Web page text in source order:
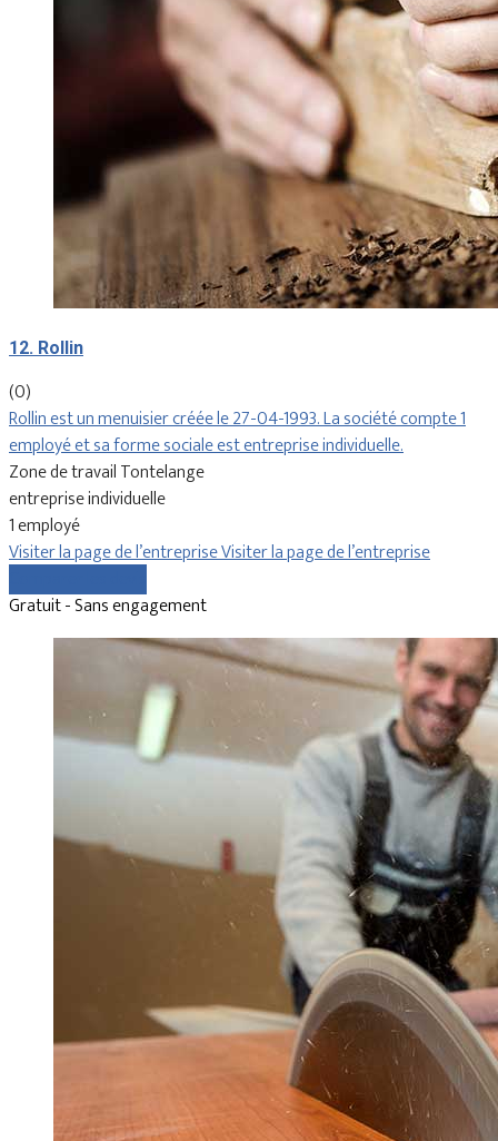
12. Rollin
(0)
Rollin est un menuisier créée le 27-04-1993. La société compte 1
employé et sa forme sociale est entreprise individuelle.
Zone de travail Tontelange
entreprise individuelle
1 employé
Visiter la page de l’entrepriseVisiter la page de l’entreprise
Gratuit - Sans engagement